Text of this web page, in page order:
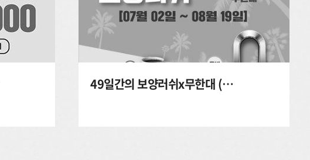
49일간의 보양러쉬x무한대 (경품이벤트)